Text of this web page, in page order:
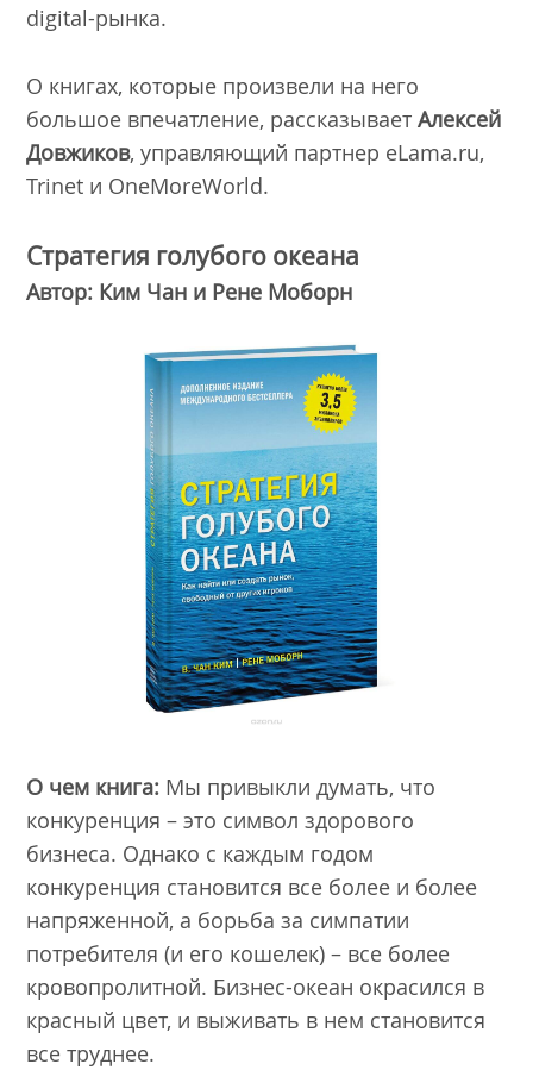
digital-рынка.
О книгах, которые произвели на него
большое впечатление, рассказываетАлексей
Довжиков, управляющий партнер eLama.ru,
Trinet и OneMoreWorld.
Стратегия голубого океана
Автор: Ким Чан и Рене Моборн
О чем книга: Мы привыкли думать, что
конкуренция – это символ здорового
бизнеса. Однако с каждым годом
конкуренция становится все более и более
напряженной, а борьба за симпатии
потребителя (и его кошелек) – все более
кровопролитной. Бизнес-океан окрасился в
красный цвет, и выживать в нем становится
все труднее.